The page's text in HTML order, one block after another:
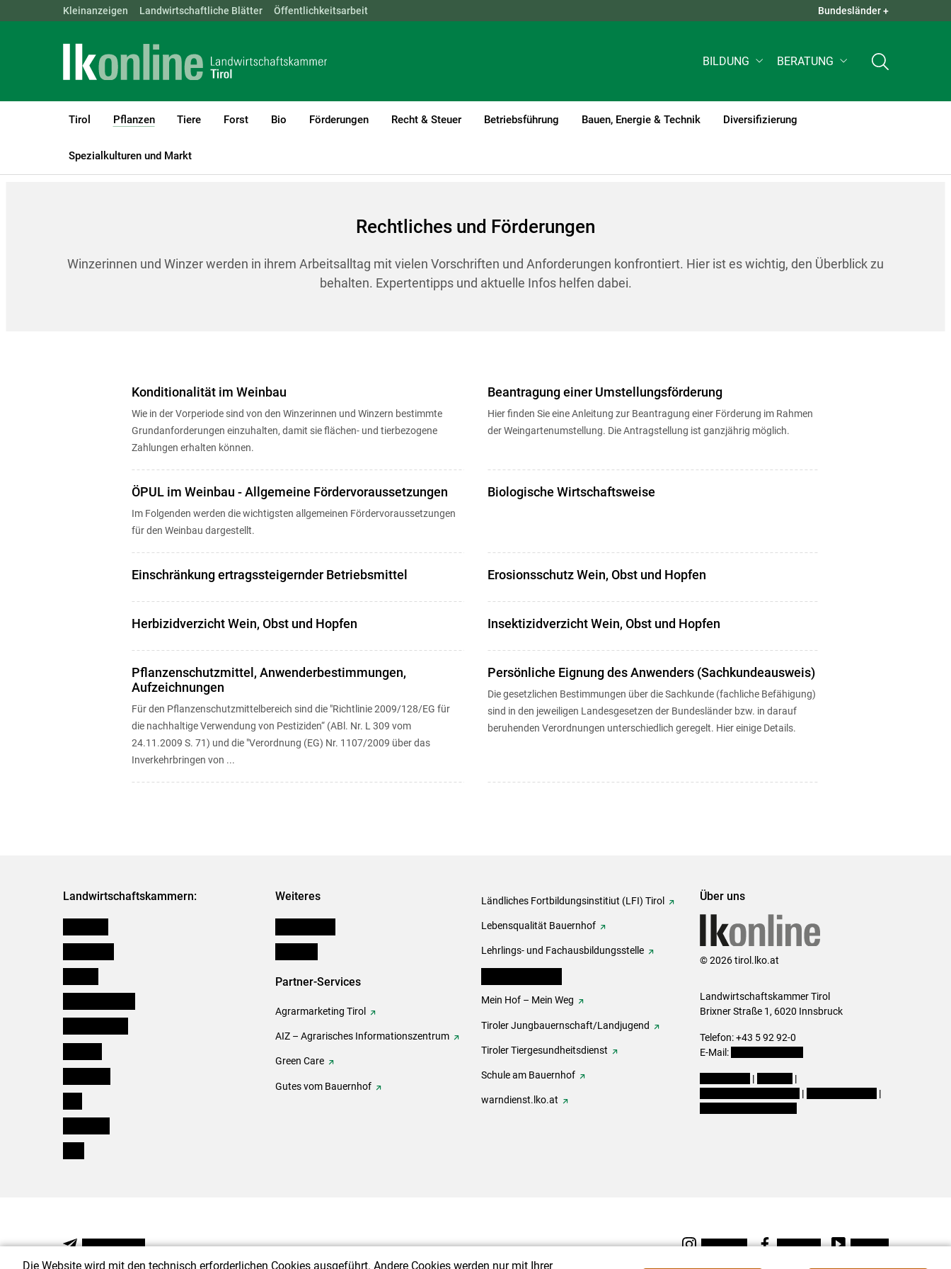
Landwirtschaftskammern: ÖSTERREICH BGLD KTN NÖ OÖ QUICK LINKS +
Kleinanzeigen Landwirtschaftliche Blätter Öffentlichkeitsarbeit Bundesländer +
BILDUNG BERATUNG
Tirol Pflanzen
(current)1
Tiere Forst Bio Förderungen Recht & Steuer Betriebsführung Bauen, Energie & Technik Diversifizierung
Spezialkulturen und Markt
LK Tirol Pflanzen Weinbau
Rechtliches und Förderungen
Winzerinnen und Winzer werden in ihrem Arbeitsalltag mit vielen Vorschriften und Anforderungen konfrontiert. Hier ist es wichtig, den Überblick zu
behalten. Expertentipps und aktuelle Infos helfen dabei.
Konditionalität im Weinbau
Wie in der Vorperiode sind von den Winzerinnen und Winzern bestimmte
Grundanforderungen einzuhalten, damit sie flächen- und tierbezogene
Zahlungen erhalten können.
Beantragung einer Umstellungsförderung
Hier finden Sie eine Anleitung zur Beantragung einer Förderung im Rahmen
der Weingartenumstellung. Die Antragstellung ist ganzjährig möglich.
ÖPUL im Weinbau - Allgemeine Fördervoraussetzungen
Im Folgenden werden die wichtigsten allgemeinen Fördervoraussetzungen
für den Weinbau dargestellt.
Biologische Wirtschaftsweise
Einschränkung ertragssteigernder Betriebsmittel Erosionsschutz Wein, Obst und Hopfen
Herbizidverzicht Wein, Obst und Hopfen Insektizidverzicht Wein, Obst und Hopfen
Pflanzenschutzmittel, Anwenderbestimmungen,
Aufzeichnungen
Für den Pflanzenschutzmittelbereich sind die "Richtlinie 2009/128/EG für
die nachhaltige Verwendung von Pestiziden“ (ABl. Nr. L 309 vom
24.11.2009 S. 71) und die "Verordnung (EG) Nr. 1107/2009 über das
Inverkehrbringen von ...
Persönliche Eignung des Anwenders (Sachkundeausweis)
Die gesetzlichen Bestimmungen über die Sachkunde (fachliche Befähigung)
sind in den jeweiligen Landesgesetzen der Bundesländer bzw. in darauf
beruhenden Verordnungen unterschiedlich geregelt. Hier einige Details.
Landwirtschaftskammern: Weiteres
Partner-Services
Agrarmarketing Tirol
AIZ – Agrarisches Informationszentrum
Green Care
Gutes vom Bauernhof
Ländliches Fortbildungsinstitiut (LFI) Tirol
Lebensqualität Bauernhof
Lehrlings- und Fachausbildungsstelle
Mein Hof – Mein Weg
Tiroler Jungbauernschaft/Landjugend
Tiroler Tiergesundheitsdienst
Schule am Bauernhof
warndienst.lko.at
Über uns
© 2026 tirol.lko.at
Landwirtschaftskammer Tirol
Brixner Straße 1, 6020 Innsbruck
Telefon: +43 5 92 92-0
E-Mail:
|
|
|
|
NEWSLETTER Instagram Facebook Youtube
Die Website wird mit den technisch erforderlichen Cookies ausgeführt. Andere Cookies werden nur mit Ihrer